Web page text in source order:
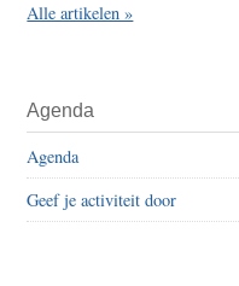
Alle artikelen »
Agenda
Agenda
Geef je activiteit door